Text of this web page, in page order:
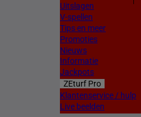
Uitslagen
V-spellen
Tips en meer
Promoties
Nieuws
Informatie
Jackpots
ZEturf Pro
Klantenservice / hulp
Live beelden